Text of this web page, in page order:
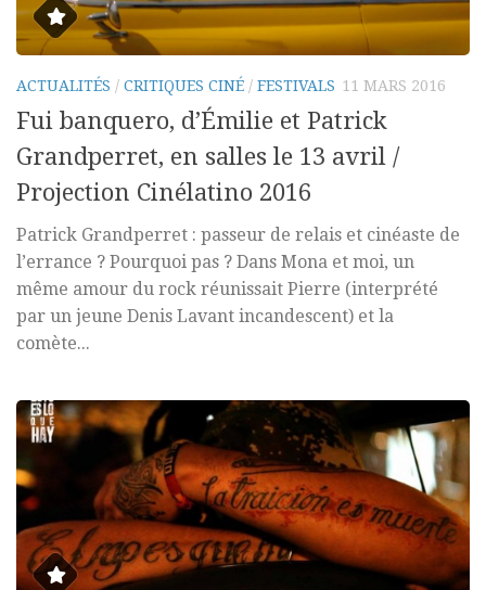
ACTUALITÉS / CRITIQUES CINÉ / FESTIVALS 11 MARS 2016
Fui banquero, d’Émilie et Patrick
Grandperret, en salles le 13 avril /
Projection Cinélatino 2016
Patrick Grandperret : passeur de relais et cinéaste de
l’errance ? Pourquoi pas ? Dans Mona et moi, un
même amour du rock réunissait Pierre (interprété
par un jeune Denis Lavant incandescent) et la
comète...